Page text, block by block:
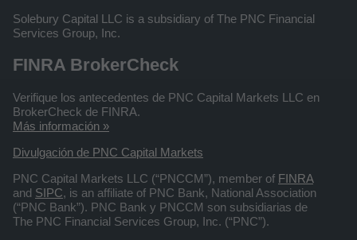
Solebury Capital LLC is a subsidiary of The PNC Financial
Services Group, Inc.
FINRA BrokerCheck
Verifique los antecedentes de PNC Capital Markets LLC en
BrokerCheck de FINRA.
Más información »
Divulgación de PNC Capital Markets
PNC Capital Markets LLC (“PNCCM”), member of FINRA
and SIPC, is an affiliate of PNC Bank, National Association
(“PNC Bank”). PNC Bank y PNCCM son subsidiarias de
The PNC Financial Services Group, Inc. (“PNC”).